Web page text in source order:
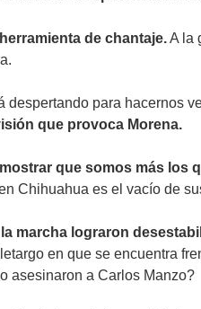
de chantaje.A la
para hacernos
que provoca Morena.
que somos más los
Chihuahua es el vacío de
lograron
en que se encuentra
asesinaron a Carlos Manzo?